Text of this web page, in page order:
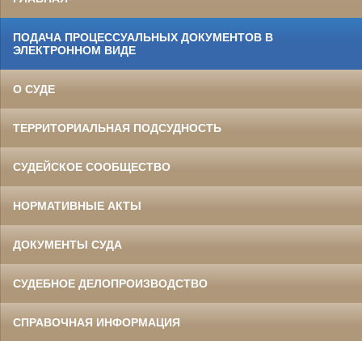
ПОДАЧА ПРОЦЕССУАЛЬНЫХ ДОКУМЕНТОВ В
ЭЛЕКТРОННОМ ВИДЕ
О СУДЕ
ТЕРРИТОРИАЛЬНАЯ ПОДСУДНОСТЬ
СУДЕЙСКОЕ СООБЩЕСТВО
НОРМАТИВНЫЕ АКТЫ
ДОКУМЕНТЫ СУДА
СУДЕБНОЕ ДЕЛОПРОИЗВОДСТВО
СПРАВОЧНАЯ ИНФОРМАЦИЯ